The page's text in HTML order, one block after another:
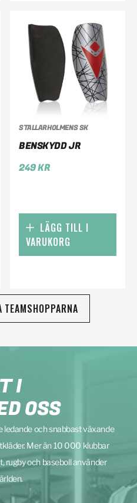
STALLARHOLMENS SK
BENSKYDD JR
249KR
LÄGG TILL I
VARUKORG
I
OSS
ledande och snabbast växande
Mer än 10 000 klubbar
rugby och baseboll använder